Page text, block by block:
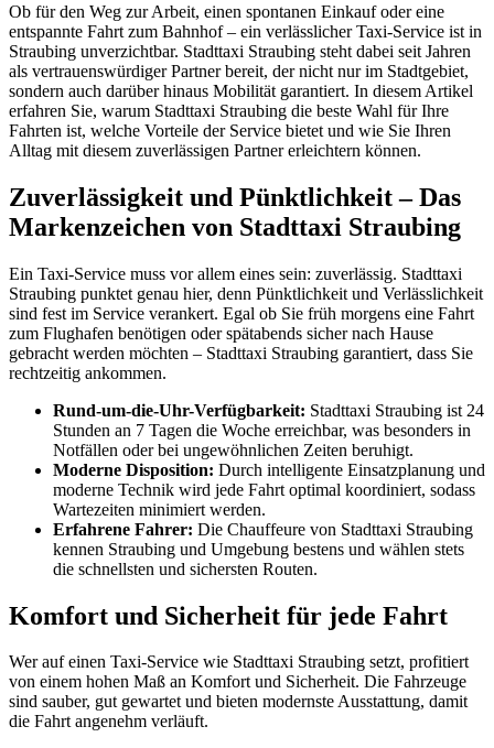
Ob für den Weg zur Arbeit, einen spontanen Einkauf oder eine
entspannte Fahrt zum Bahnhof – ein verlässlicher Taxi-Service ist in
Straubing unverzichtbar. Stadttaxi Straubing steht dabei seit Jahren
als vertrauenswürdiger Partner bereit, der nicht nur im Stadtgebiet,
sondern auch darüber hinaus Mobilität garantiert. In diesem Artikel
erfahren Sie, warum Stadttaxi Straubing die beste Wahl für Ihre
Fahrten ist, welche Vorteile der Service bietet und wie Sie Ihren
Alltag mit diesem zuverlässigen Partner erleichtern können.
Zuverlässigkeit und Pünktlichkeit – Das
Markenzeichen von Stadttaxi Straubing
Ein Taxi-Service muss vor allem eines sein: zuverlässig. Stadttaxi
Straubing punktet genau hier, denn Pünktlichkeit und Verlässlichkeit
sind fest im Service verankert. Egal ob Sie früh morgens eine Fahrt
zum Flughafen benötigen oder spätabends sicher nach Hause
gebracht werden möchten – Stadttaxi Straubing garantiert, dass Sie
rechtzeitig ankommen.
Rund-um-die-Uhr-Verfügbarkeit: Stadttaxi Straubing ist 24
Stunden an 7 Tagen die Woche erreichbar, was besonders in
Notfällen oder bei ungewöhnlichen Zeiten beruhigt.
Moderne Disposition: Durch intelligente Einsatzplanung und
moderne Technik wird jede Fahrt optimal koordiniert, sodass
Wartezeiten minimiert werden.
Erfahrene Fahrer: Die Chauffeure von Stadttaxi Straubing
kennen Straubing und Umgebung bestens und wählen stets
die schnellsten und sichersten Routen.
Komfort und Sicherheit für jede Fahrt
Wer auf einen Taxi-Service wie Stadttaxi Straubing setzt, profitiert
von einem hohen Maß an Komfort und Sicherheit. Die Fahrzeuge
sind sauber, gut gewartet und bieten modernste Ausstattung, damit
die Fahrt angenehm verläuft.